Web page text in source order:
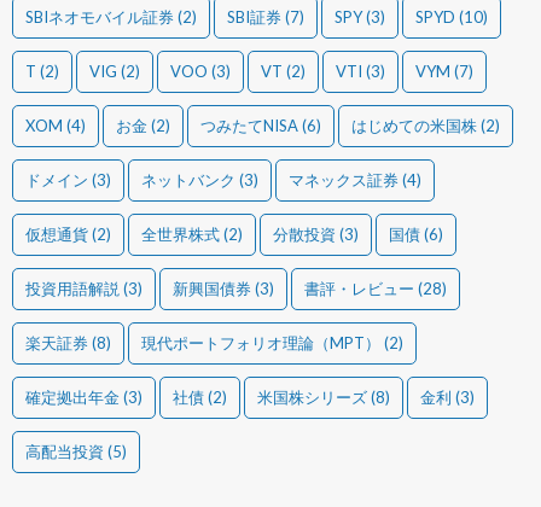
SBIネオモバイル証券(2) SBI証券(7) SPY(3) SPYD (10)
T (2) VIG (2) VOO (3) VT (2) VTI (3) VYM (7)
XOM (4) お金(2) つみたてNISA(6) はじめての米国株(2)
ドメイン (3) ネットバンク (3) マネックス証券(4)
仮想通貨(2) 全世界株式(2) 分散投資 (3) 国債(6)
投資用語解説 (3) 新興国債券(3) 書評・レビュー (28)
楽天証券(8) 現代ポートフォリオ理論（MPT） (2)
確定拠出年金(3) 社債(2) 米国株シリーズ(8) 金利 (3)
高配当投資 (5)